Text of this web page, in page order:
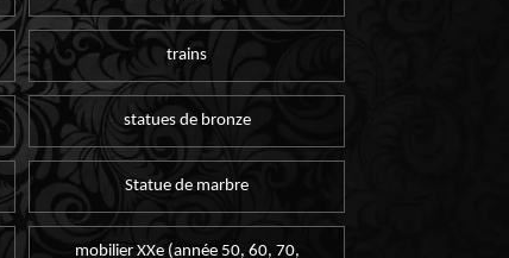
trains
statues de bronze
Statue de marbre
mobilier XXe (année 50, 60, 70,